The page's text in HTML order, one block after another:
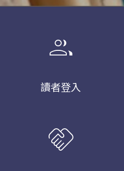
group
讀者登入
handshake